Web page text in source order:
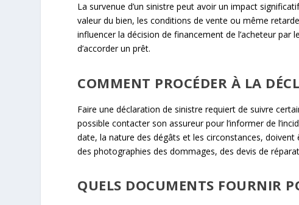
La survenue d’un sinistre peut avoir un impact
valeur du bien, les conditions de vente ou même
influencer la décision de financement de l’acheteur par
d’accorder un prêt.
COMMENT PROCÉDER À LA
Faire une déclaration de sinistre requiert de suivre
possible contacter son assureur pour l’informer de
date, la nature des dégâts et les circonstances,
des photographies des dommages, des devis de
QUELS DOCUMENTS FOURNIR